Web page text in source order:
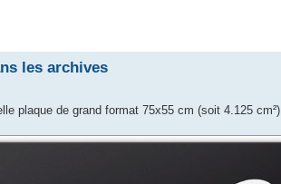
les archives
plaque de grand format 75x55 cm (soit 4.125 cm²).